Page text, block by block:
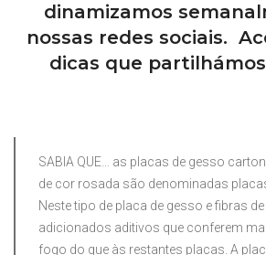
dinamizamos
nossas redes sociais.
dicas que
SABIA QUE… as placas de gesso
de cor rosada são denominadas
Neste tipo de placa de gesso e fibras
adicionados aditivos que conferem
fogo do que às restantes placas. A